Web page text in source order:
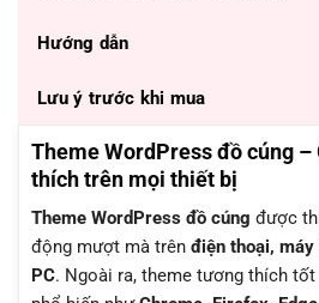
Hướng dẫn
Lưu ý trước khi mua
Theme WordPress đồ cúng –
thích trên mọi thiết bị
Theme WordPress đồ cúng được
động mượt mà trên điện thoại,
PC. Ngoài ra, theme tương thích